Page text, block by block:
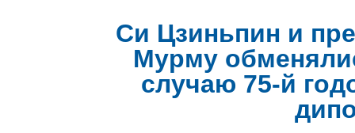
Си Цзиньпин и
Мурму
случаю 75-й